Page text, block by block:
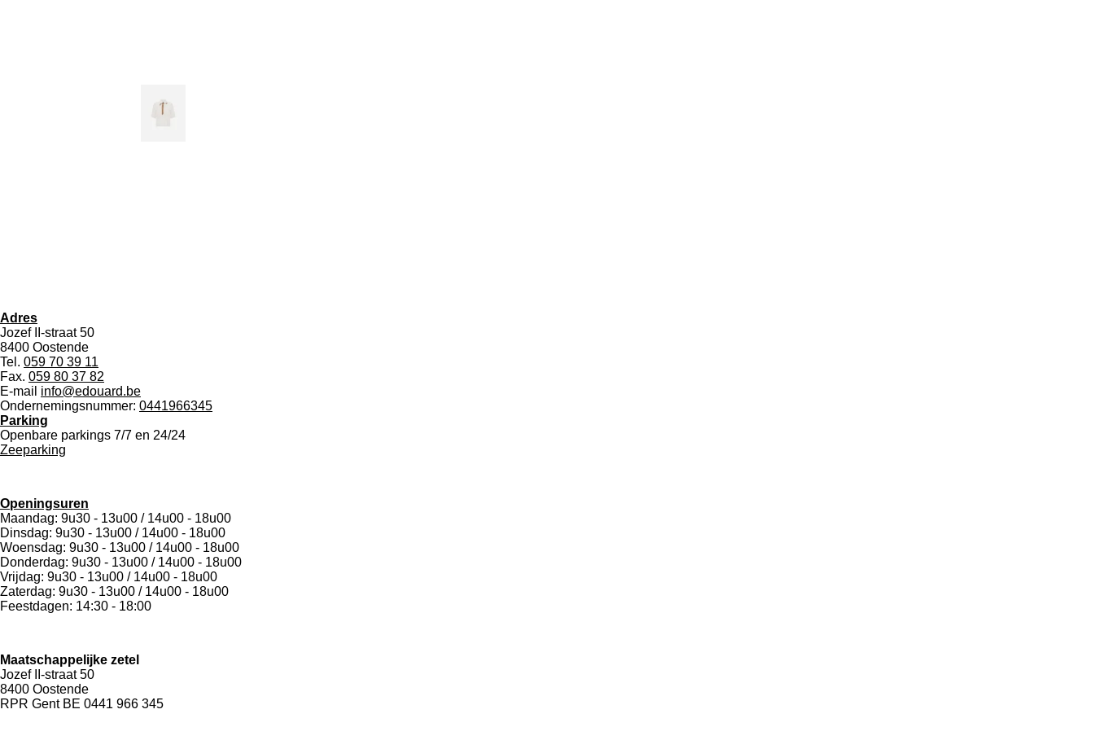
Adres
Jozef II-straat 50
8400 Oostende
Tel. 059 70 39 11
Fax. 059 80 37 82
E-mail info@edouard.be
Ondernemingsnummer: 0441966345
Parking
Openbare parkings 7/7 en 24/24
Zeeparking
Openingsuren
Maandag: 9u30 - 13u00 / 14u00 - 18u00
Dinsdag: 9u30 - 13u00 / 14u00 - 18u00
Woensdag: 9u30 - 13u00 / 14u00 - 18u00
Donderdag: 9u30 - 13u00 / 14u00 - 18u00
Vrijdag: 9u30 - 13u00 / 14u00 - 18u00
Zaterdag: 9u30 - 13u00 / 14u00 - 18u00
Feestdagen: 14:30 - 18:00
Maatschappelijke zetel
Jozef II-straat 50
8400 Oostende
RPR Gent BE 0441 966 345